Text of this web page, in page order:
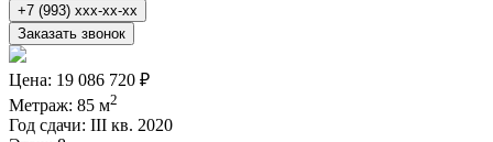
+7 (993) xxx-xx-xx
Заказать звонок
Цена: 19 086 720 ₽
Метраж: 85 м2
Год сдачи: III кв. 2020